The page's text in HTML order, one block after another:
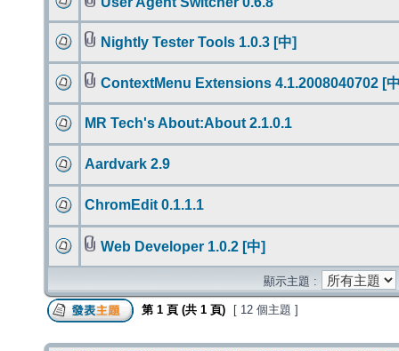
Nightly Tester Tools 1.0.3 [中]
ContextMenu Extensions 4.1.2008040702 [
MR Tech's About:About 2.1.0.1
Aardvark 2.9
ChromEdit 0.1.1.1
Web Developer 1.0.2 [中]
顯示主題 :
第 1 頁 (共 1 頁) [ 12 個主題 ]